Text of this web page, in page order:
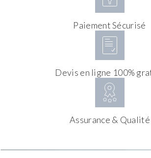
Paiement Sécurisé
Devis en ligne 100%
Assurance & Qualité